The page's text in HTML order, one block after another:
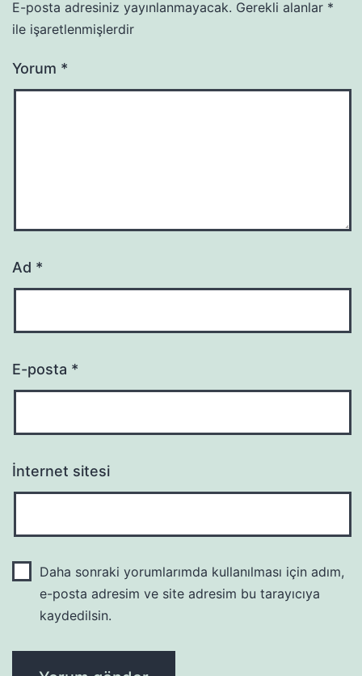
E-posta adresiniz yayınlanmayacak. Gerekli alanlar *
ile işaretlenmişlerdir
Yorum *
Ad *
E-posta *
İnternet sitesi
Daha sonraki yorumlarımda kullanılması için adım,
e-posta adresim ve site adresim bu tarayıcıya
kaydedilsin.